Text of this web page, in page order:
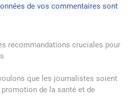
de vos commentaires sont
recommandations cruciales pour
que les journalistes soient
de la santé et de